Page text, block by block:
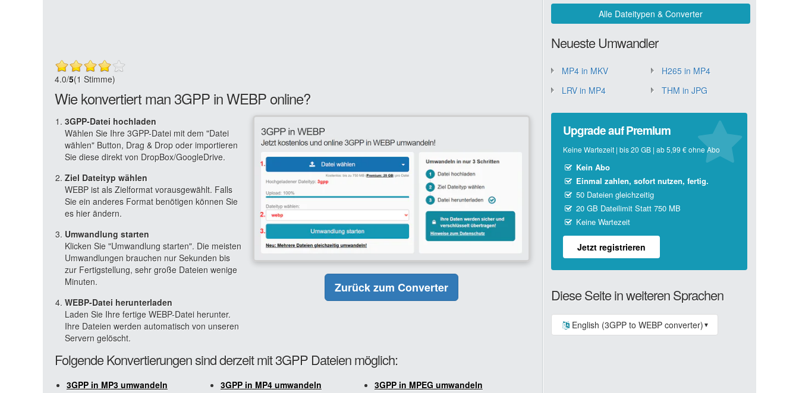
4.0/5(1 Stimme)
Wie konvertiert man 3GPP in WEBP online?
3GPP-Datei hochladen
Wählen Sie Ihre 3GPP-Datei mit dem "Datei
wählen" Button, Drag & Drop oder importieren
Sie diese direkt von DropBox/GoogleDrive.
Ziel Dateityp wählen
WEBP ist als Zielformat vorausgewählt. Falls
Sie ein anderes Format benötigen können Sie
es hier ändern.
Umwandlung starten
Klicken Sie "Umwandlung starten". Die meisten
Umwandlungen brauchen nur Sekunden bis
zur Fertigstellung, sehr große Dateien wenige
Minuten.
WEBP-Datei herunterladen
Laden Sie Ihre fertige WEBP-Datei herunter.
Ihre Dateien werden automatisch von unseren
Servern gelöscht.
Zurück zum Converter
Folgende Konvertierungen sind derzeit mit 3GPP Dateien möglich:
3GPP in MP3 umwandeln 3GPP in MP4 umwandeln
3GPP in MPEG umwandeln
Alle Dateitypen & Converter
Neueste Umwandler
MP4 in MKV
H265 in MP4
LRV in MP4
THM in JPG
Upgrade auf Premium
Keine Wartezeit | bis 20 GB | ab 5,99 € ohne Abo
Kein Abo
Einmal zahlen, sofort nutzen, fertig.
50 Dateien gleichzeitig
20 GB Dateilimit Statt 750 MB
Keine Wartezeit
Jetzt registrieren
Diese Seite in weiteren Sprachen
English (3GPP to WEBP converter) ▼